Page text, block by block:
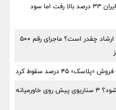
معمای «ولیز»؛ درآمد لیزینگ ایران ۳۳ درصد بالا رفت اما سود
هدیه روز خبرنگار ۱۴۰۵ وزارت ارشاد چقدر است؟ ماجرای رقم ۵۰۰
۴۵ درصد سقوط کرد
جنگ ایران و آمریکا تمام می‌شود؟ ۳ سناریوی پیش روی خاورمیانه